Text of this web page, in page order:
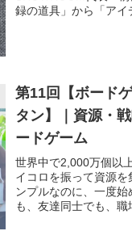
録の道具」から「アイ
第11回【ボード
タン】｜資源・
ードゲーム
世界中で2,000万個以
イコロを振って資源
ンプルなのに、一度
も、友達同士でも、職